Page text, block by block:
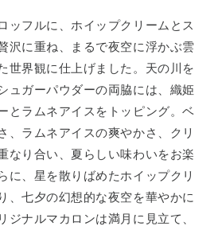
ッフルに、ホイップクリームとス
沢に重ね、まるで夜空に浮かぶ雲
世界観に仕上げました。天の川を
ュガーパウダーの両脇には、織姫
とラムネアイスをトッピング。ベ
、ラムネアイスの爽やかさ、クリ
なり合い、夏らしい味わいをお楽
に、星を散りばめたホイップクリ
、七夕の幻想的な夜空を華やかに
ジナルマカロンは満月に見立て、